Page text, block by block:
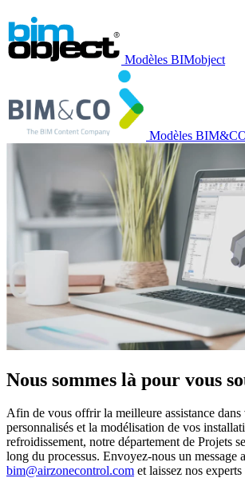
Modèles BIMobject
Modèles
Nous sommes là pour vous
Afin de vous offrir la meilleure assistance
personnalisés et la modélisation de vos
refroidissement, notre département de Projets
long du processus. Envoyez-nous un message
bim@airzonecontrol.com et laissez nos